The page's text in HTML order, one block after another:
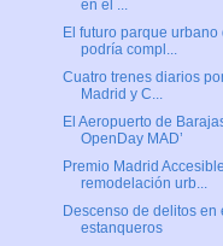
en el ...
El futuro parque
podría compl...
Cuatro trenes diarios
Madrid y C...
El Aeropuerto de
OpenDay MAD’
Premio Madrid
remodelación urb...
Descenso de delitos en
estanqueros